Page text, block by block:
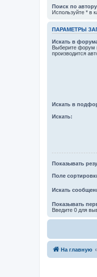
Поиск по
Используйте * в
ПАРАМЕТРЫ
Искать в
Выберите форум
производится
Искать в
Искать:
Показывать
Поле
Искать
Показывать
Введите 0 для
На главную